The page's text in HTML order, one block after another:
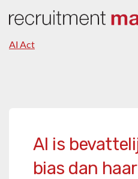
AI Act
AI is
bias dan